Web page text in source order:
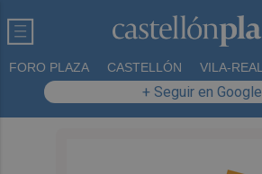
FORO PLAZA CASTELLÓN VILA-REAL
+ Seguir en Google